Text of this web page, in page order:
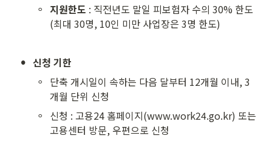
◦ 지원한도 : 직전년도 말일 피보험자 수의 30% 한도
(최대 30명, 10인 미만 사업장은 3명 한도)
• 신청 기한
◦ 단축 개시일이 속하는 다음 달부터 12개월 이내, 3
개월 단위 신청
◦ 신청 : 고용24 홈페이지(www.work24.go.kr) 또는
고용센터 방문, 우편으로 신청